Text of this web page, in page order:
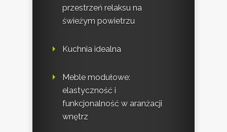
przestrzeń relaksu na
świeżym powietrzu
Kuchnia idealna
Meble modułowe:
elastyczność i
funkcjonalność w aranżacji
wnętrz